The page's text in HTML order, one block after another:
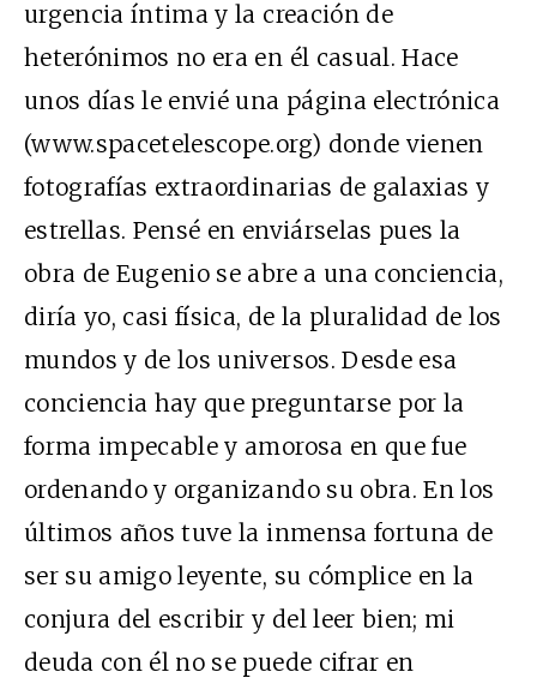
urgencia íntima y la creación de
heterónimos no era en él casual. Hace
unos días le envié una página electrónica
(www.spacetelescope.org) donde vienen
fotografías extraordinarias de galaxias y
estrellas. Pensé en enviárselas pues la
obra de Eugenio se abre a una conciencia,
diría yo, casi física, de la pluralidad de los
mundos y de los universos. Desde esa
conciencia hay que preguntarse por la
forma impecable y amorosa en que fue
ordenando y organizando su obra. En los
últimos años tuve la inmensa fortuna de
ser su amigo leyente, su cómplice en la
conjura del escribir y del leer bien; mi
deuda con él no se puede cifrar en